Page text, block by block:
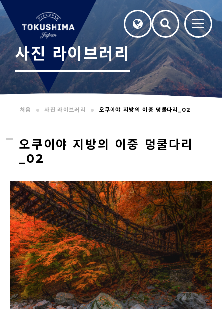
사진 라이브러리
처음 사진 라이브러리 오쿠이야 지방의 이중 덩쿨다리_02
오쿠이야 지방의 이중 덩쿨다리
_02